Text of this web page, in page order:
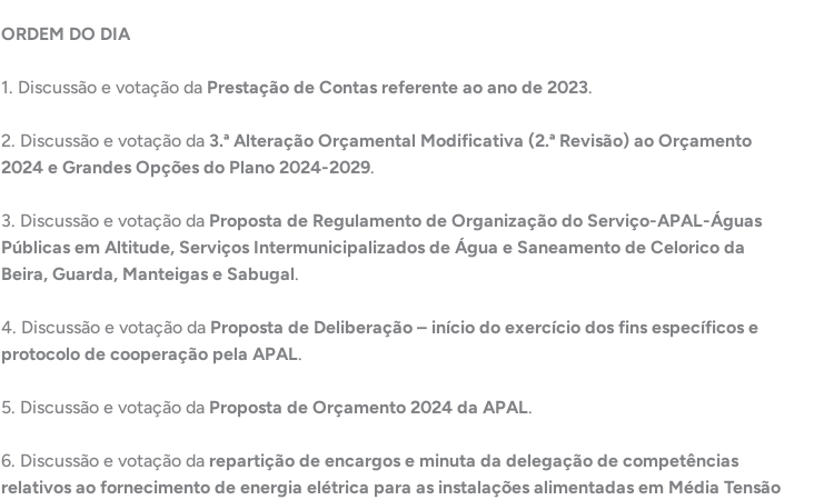
ORDEM DO DIA
1. Discussão e votação da Prestação de Contas referente ao ano de 2023.
2. Discussão e votação da 3.ª Alteração Orçamental Modificativa (2.ª Revisão) ao Orçamento
2024 e Grandes Opções do Plano 2024-2029.
3. Discussão e votação da Proposta de Regulamento de Organização do Serviço-APAL-Águas
Públicas em Altitude, Serviços Intermunicipalizados de Água e Saneamento de Celorico da
Beira, Guarda, Manteigas e Sabugal.
4. Discussão e votação da Proposta de Deliberação – início do exercício dos fins específicos e
protocolo de cooperação pela APAL.
5. Discussão e votação da Proposta de Orçamento 2024 da APAL.
6. Discussão e votação da repartição de encargos e minuta da delegação de competências
relativos ao fornecimento de energia elétrica para as instalações alimentadas em Média Tensão